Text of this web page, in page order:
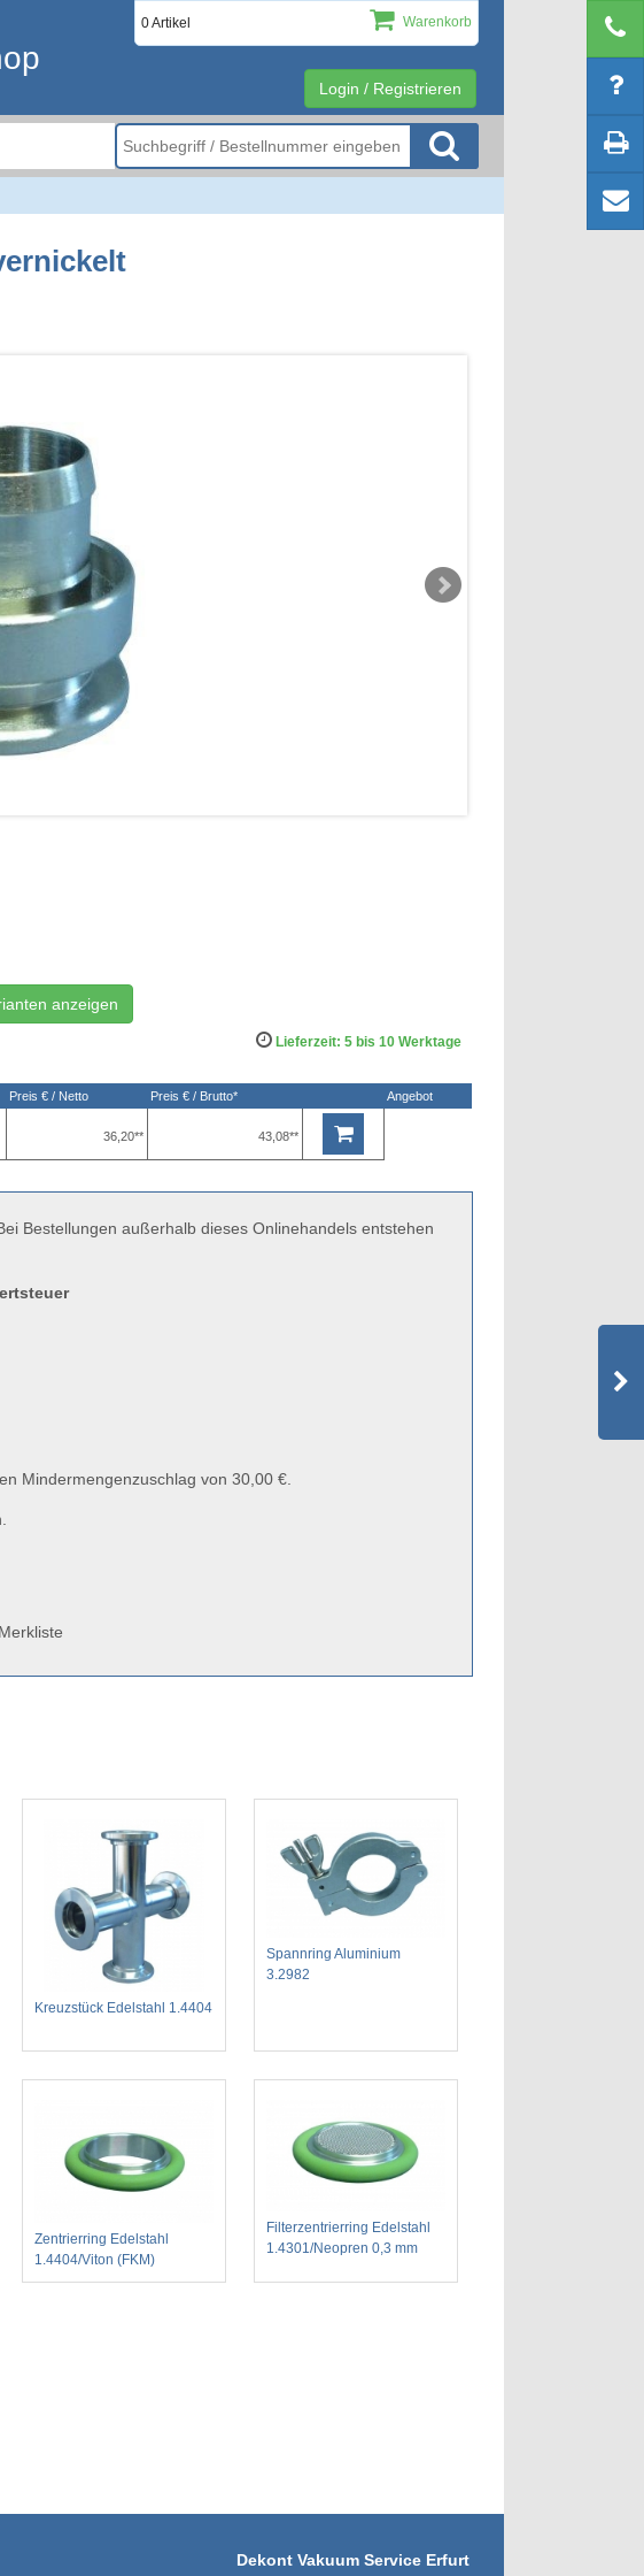
Login / Registrieren
0 Artikel Warenkorb
anzeigen
Lieferzeit: 5 bis 10 Werktage
Preis € / Netto Preis € / Brutto* Angebot
36,20** 43,08**
Bestellungen außerhalb dieses Onlinehandels entstehen
Mindermengenzuschlag von 30,00 €.
Kreuzstück Edelstahl 1.4404
Spannring Aluminium
3.2982
Zentrierring Edelstahl
1.4404/Viton (FKM)
Filterzentrierring Edelstahl
1.4301/Neopren 0,3 mm
Dekont Vakuum Service Erfurt